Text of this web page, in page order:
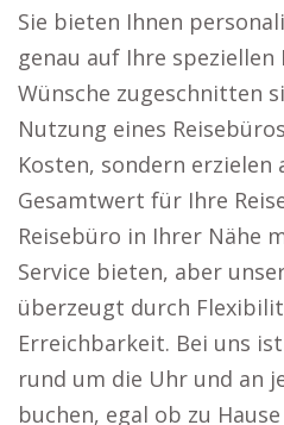
Sie bieten Ihnen
genau auf Ihre
Wünsche zugeschnitten
Nutzung eines
Kosten, sondern erzielen
Gesamtwert für Ihre
Reisebüro in Ihrer Nähe
Service bieten, aber
überzeugt durch
Erreichbarkeit. Bei uns
rund um die Uhr und an
buchen, egal ob zu